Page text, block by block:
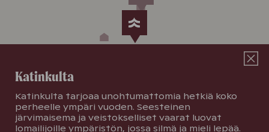
Katinkulta
Katinkulta tarjoaa unohtumattomia hetkiä koko
perheelle ympäri vuoden. Seesteinen
järvimaisema ja veistokselliset vaarat luovat
lomailijoille ympäristön, jossa silmä ja mieli lepää.